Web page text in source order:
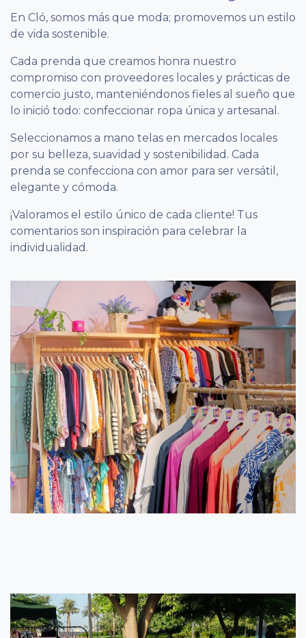
En Cló, somos más que moda; promovemos un estilo
de vida sostenible.
Cada prenda que creamos honra nuestro
compromiso con proveedores locales y prácticas de
comercio justo, manteniéndonos fieles al sueño que
lo inició todo: confeccionar ropa única y artesanal.
Seleccionamos a mano telas en mercados locales
por su belleza, suavidad y sostenibilidad. Cada
prenda se confecciona con amor para ser versátil,
elegante y cómoda.
¡Valoramos el estilo único de cada cliente! Tus
comentarios son inspiración para celebrar la
individualidad.